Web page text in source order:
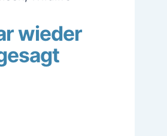
wieder